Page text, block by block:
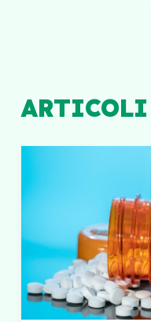
ARTICOLI